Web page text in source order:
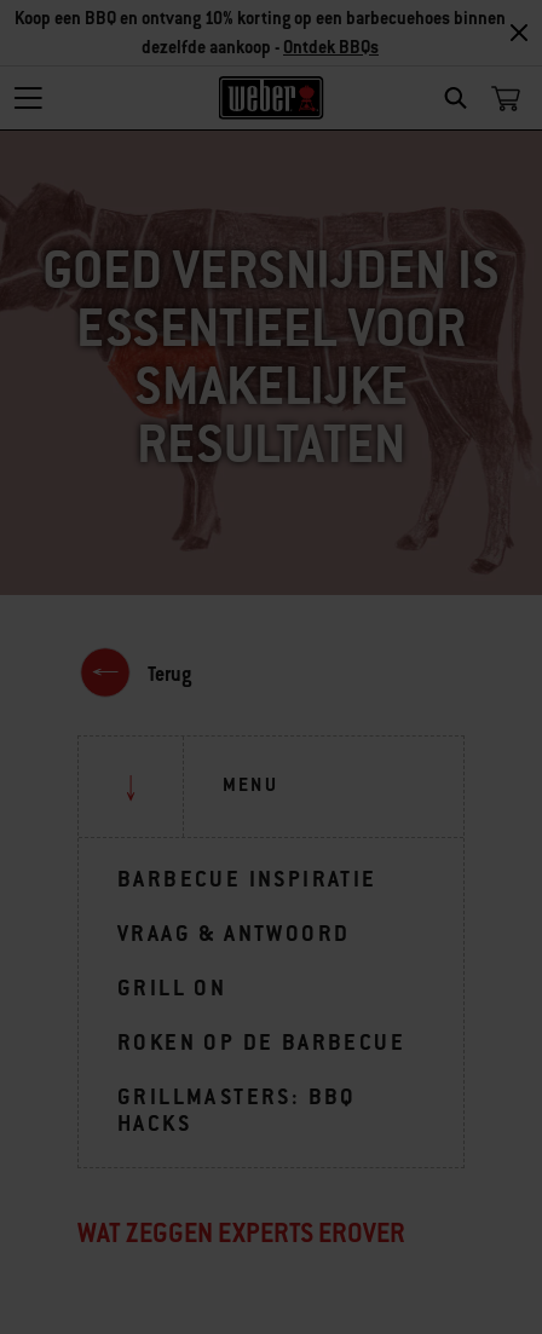
SEARCH
Koop een BBQ en ontvang 10% korting op een barbecuehoes binnen
dezelfde aankoop - Ontdek BBQs
GOED VERSNIJDEN IS
ESSENTIEEL VOOR
SMAKELIJKE
RESULTATEN
Terug
MENU
BARBECUE INSPIRATIE
VRAAG & ANTWOORD
GRILL ON
ROKEN OP DE BARBECUE
GRILLMASTERS: BBQ
HACKS
WAT ZEGGEN EXPERTS EROVER